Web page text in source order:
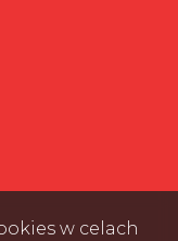
w celach